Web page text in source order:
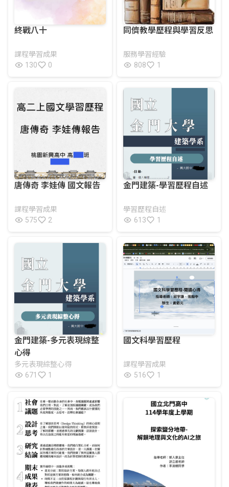
終戰八十
課程學習成果
130
0
同儕教學歷程與學習反思
服務學習經驗
808
1
唐傳奇 李娃傳 國文報告
課程學習成果
575
2
金門建築-學習歷程自述
學習歷程自述
613
1
金門建築-多元表現綜整
心得
多元表現綜整心得
671
1
國文科學習歷程
課程學習成果
516
1